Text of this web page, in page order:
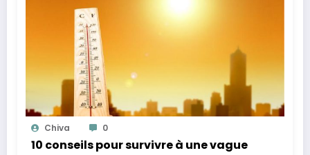
Chiva 0
10 conseils pour survivre à une vague